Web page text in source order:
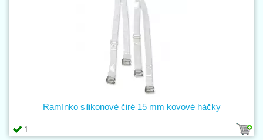
1
Ramínko silikonové čiré 15 mm kovové háčky